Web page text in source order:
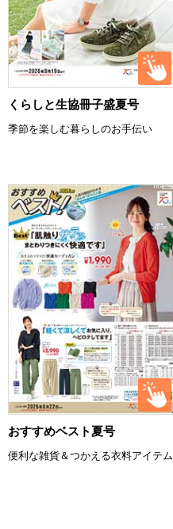
くらしと生協冊子盛夏号
季節を楽しむ暮らしのお手伝い
おすすめベスト夏号
便利な雑貨＆つかえる衣料アイテム